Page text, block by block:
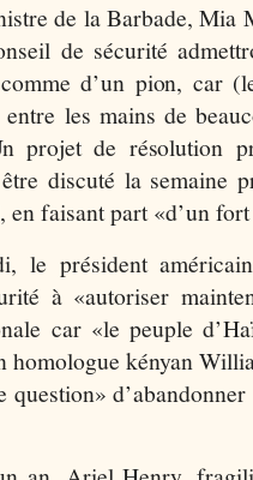
de la Barbade, Mia
de sécurité
d’un pion, car
les mains de
projet de résolution
discuté la semaine
faisant part «d’un
le président
à «autoriser
car «le peuple
homologue kényan
question»